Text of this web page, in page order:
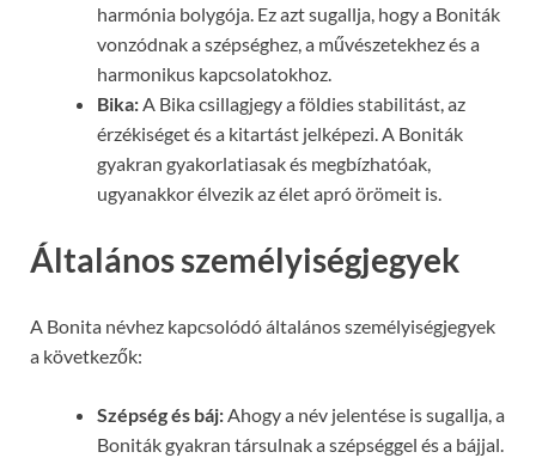
harmónia bolygója. Ez azt sugallja, hogy a Boniták
vonzódnak a szépséghez, a művészetekhez és a
harmonikus kapcsolatokhoz.
Bika:A Bika csillagjegy a földies stabilitást, az
érzékiséget és a kitartást jelképezi. A Boniták
gyakran gyakorlatiasak és megbízhatóak,
ugyanakkor élvezik az élet apró örömeit is.
Általános személyiségjegyek
A Bonita névhez kapcsolódó általános személyiségjegyek
a következők:
Szépség és báj:Ahogy a név jelentése is sugallja, a
Boniták gyakran társulnak a szépséggel és a bájjal.